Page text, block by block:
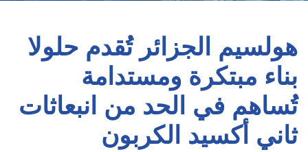
هولسيم الجزائر تُقدم حلولا
بناء مبتكرة ومستدامة
تُساهم في الحد من انبعاثات
ثاني أكسيد الكربون